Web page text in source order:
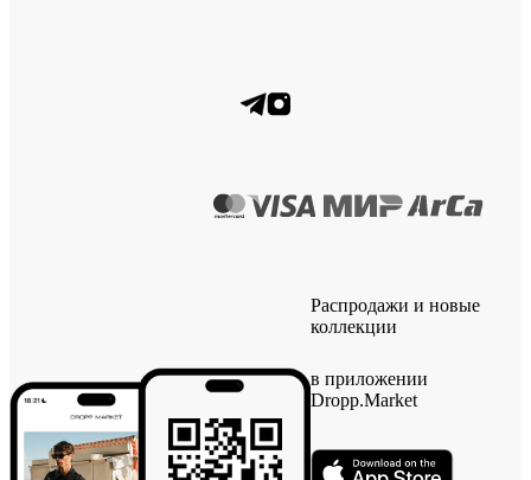
Распродажи и новые
коллекции
в приложении
Dropp.Market